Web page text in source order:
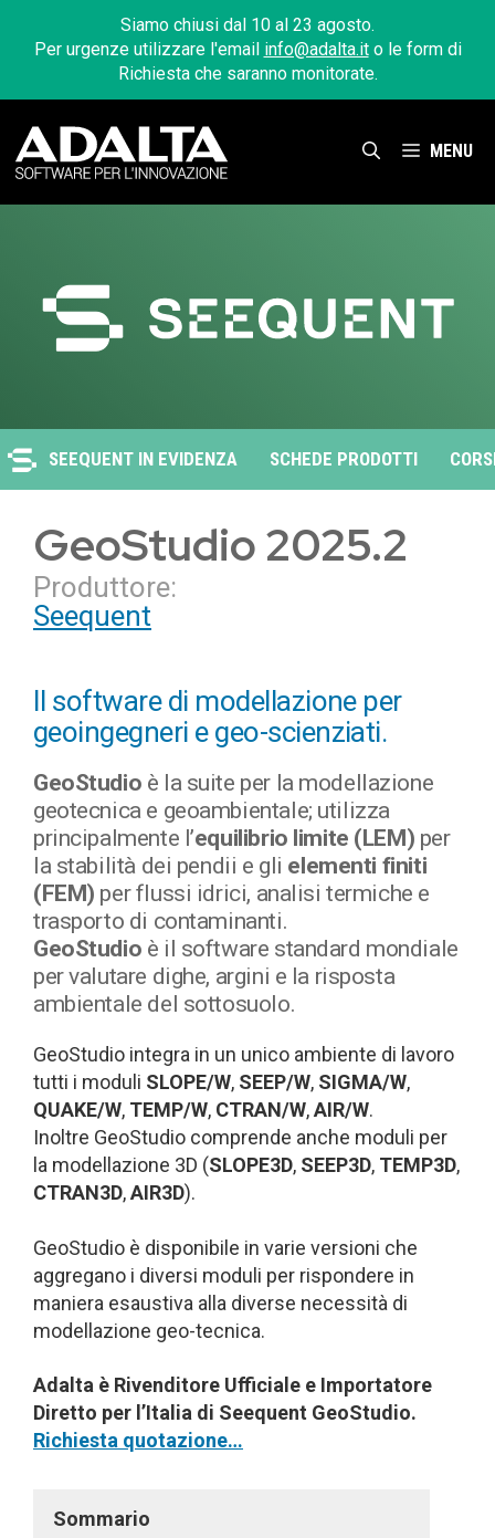
Siamo chiusi dal 10 al 23 agosto.
Per urgenze utilizzare l'email info@adalta.ito le form di
Richiesta che saranno monitorate.
MENU
SEEQUENT IN EVIDENZA SCHEDE PRODOTTI
GeoStudio 2025.2
Produttore:
Seequent
Il software di modellazione per
geoingegneri e geo-scienziati.
GeoStudio è la suite per la modellazione
geotecnica e geoambientale; utilizza
principalmente l’equilibrio limite (LEM) per
la stabilità dei pendii e gli elementi finiti
(FEM) per flussi idrici, analisi termiche e
trasporto di contaminanti.
GeoStudio è il software standard mondiale
per valutare dighe, argini e la risposta
ambientale del sottosuolo.
GeoStudio integra in un unico ambiente di lavoro
tutti i moduli SLOPE/W, SEEP/W, SIGMA/W,
QUAKE/W, TEMP/W, CTRAN/W,AIR/W.
Inoltre GeoStudio comprende anche moduli per
la modellazione 3D (SLOPE3D, SEEP3D, TEMP3D,
CTRAN3D,AIR3D).
GeoStudio è disponibile in varie versioni che
aggregano i diversi moduli per rispondere in
maniera esaustiva alla diverse necessità di
modellazione geo-tecnica.
Adalta è Rivenditore Ufficiale e Importatore
Diretto per l’Italia di Seequent GeoStudio.
Richiesta quotazione…
Sommario